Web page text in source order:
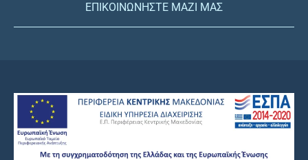
ΕΠΙΚΟΙΝΩΝΗΣΤΕ ΜΑΖΙ ΜΑΣ